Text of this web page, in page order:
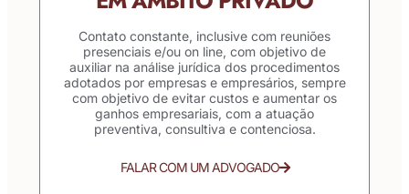
Contato constante, inclusive com reuniões
presenciais e/ou on line, com objetivo de
auxiliar na análise jurídica dos procedimentos
adotados por empresas e empresários, sempre
com objetivo de evitar custos e aumentar os
ganhos empresariais, com a atuação
preventiva, consultiva e contenciosa.
FALAR COM UM ADVOGADO